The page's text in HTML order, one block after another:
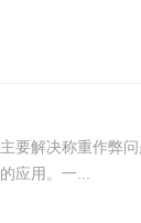
要解决称重作弊
应用。一...